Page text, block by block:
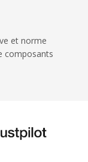
et norme
composants